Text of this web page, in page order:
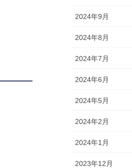
2024年9月
2024年8月
2024年7月
2024年6月
2024年5月
2024年2月
2024年1月
2023年12月